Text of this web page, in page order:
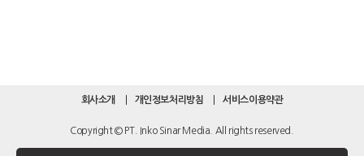
회사소개 개인정보처리방침 서비스이용약관
Copyright © PT. Inko Sinar Media. All rights reserved.